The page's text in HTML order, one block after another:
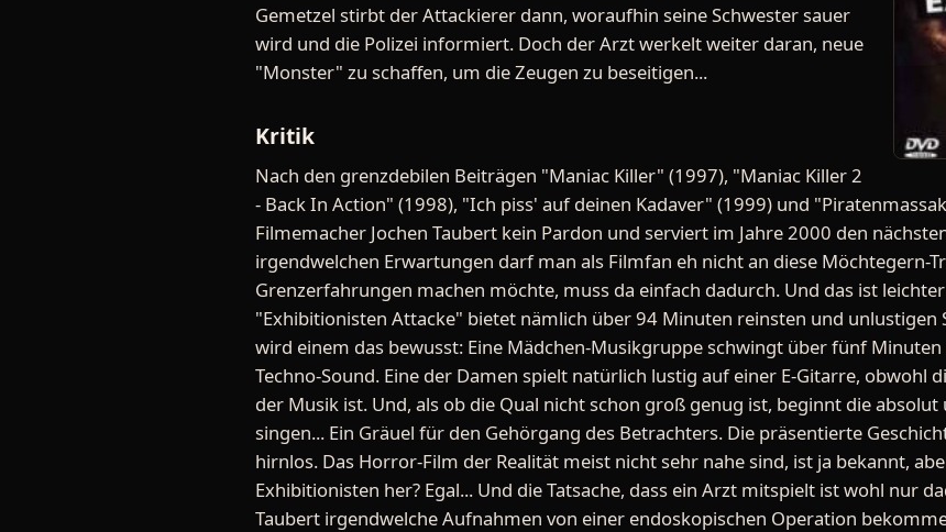
Gemetzel stirbt der Attackierer dann, woraufhin seine Schwester sauer
wird und die Polizei informiert. Doch der Arzt werkelt weiter daran, neue
"Monster" zu schaffen, um die Zeugen zu beseitigen...
Kritik
Nach den grenzdebilen Beiträgen "Maniac Killer" (1997), "Maniac Killer 2
- Back In Action" (1998), "Ich piss' auf deinen Kadaver" (1999) und
Filmemacher Jochen Taubert kein Pardon und serviert im Jahre 2000 den
irgendwelchen Erwartungen darf man als Filmfan eh nicht an diese Möchtegern-
Grenzerfahrungen machen möchte, muss da einfach dadurch. Und das ist
"Exhibitionisten Attacke" bietet nämlich über 94 Minuten reinsten und unlustigen
wird einem das bewusst: Eine Mädchen-Musikgruppe schwingt über fünf
Techno-Sound. Eine der Damen spielt natürlich lustig auf einer E-Gitarre, obwohl
der Musik ist. Und, als ob die Qual nicht schon groß genug ist, beginnt die
singen... Ein Gräuel für den Gehörgang des Betrachters. Die präsentierte
hirnlos. Das Horror-Film der Realität meist nicht sehr nahe sind, ist ja bekannt,
Exhibitionisten her? Egal... Und die Tatsache, dass ein Arzt mitspielt ist wohl nur
Taubert irgendwelche Aufnahmen von einer endoskopischen Operation